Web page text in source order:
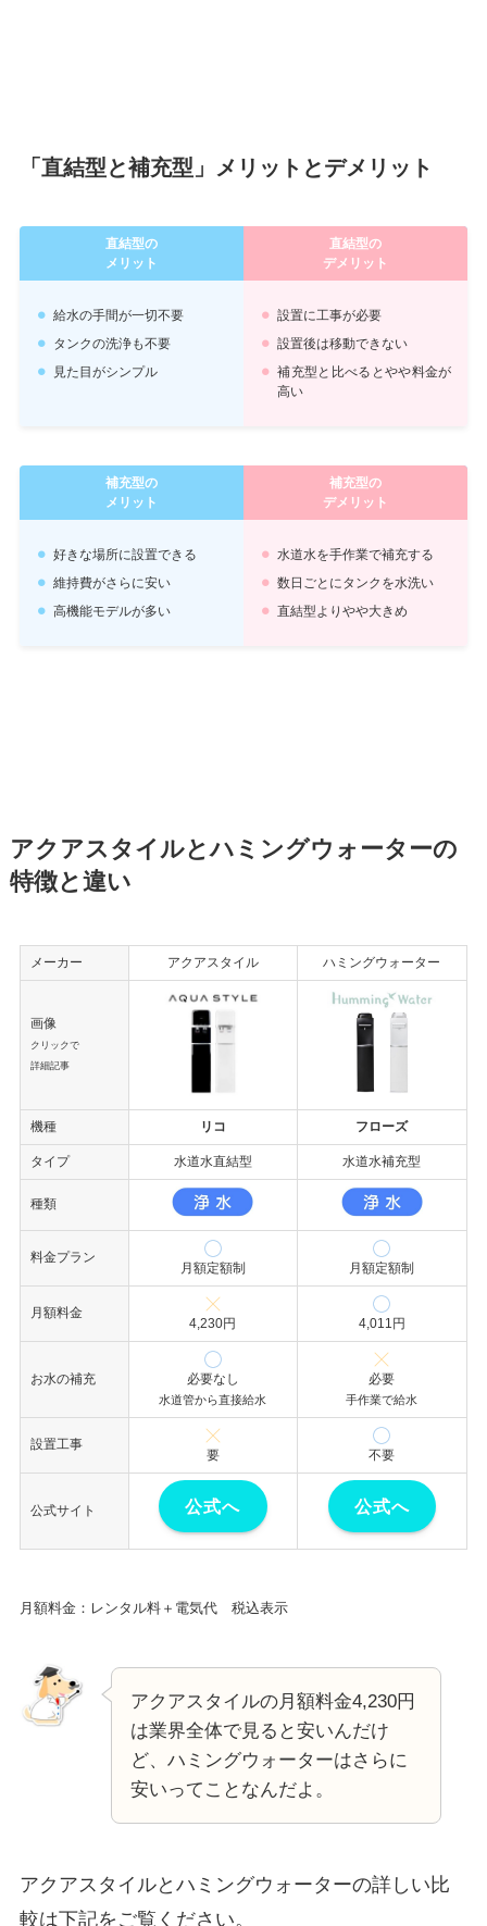
「直結型と補充型」メリットとデメリット
直結型の
メリット
直結型の
デメリット
給水の手間が一切不要
タンクの洗浄も不要
見た目がシンプル
設置に工事が必要
設置後は移動できない
補充型と比べるとやや料金が
高い
補充型の
メリット
補充型の
デメリット
好きな場所に設置できる
維持費がさらに安い
高機能モデルが多い
水道水を手作業で補充する
数日ごとにタンクを水洗い
直結型よりやや大きめ
アクアスタイルとハミングウォーターの
特徴と違い
メーカー アクアスタイル ハミングウォーター
画像
クリックで
詳細記事
機種 リコ フローズ
タイプ 水道水直結型 水道水補充型
種類
料金プラン
月額定額制 月額定額制
月額料金
4,230円 4,011円
お水の補充 必要なし
水道管から直接給水
必要
手作業で給水
設置工事
要 不要
公式サイト 公式へ 公式へ
月額料金：レンタル料＋電気代 税込表示
アクアスタイルの月額料金4,230円
は業界全体で見ると安いんだけ
ど、ハミングウォーターはさらに
安いってことなんだよ。
アクアスタイルとハミングウォーターの詳しい比
較は下記をご覧ください。